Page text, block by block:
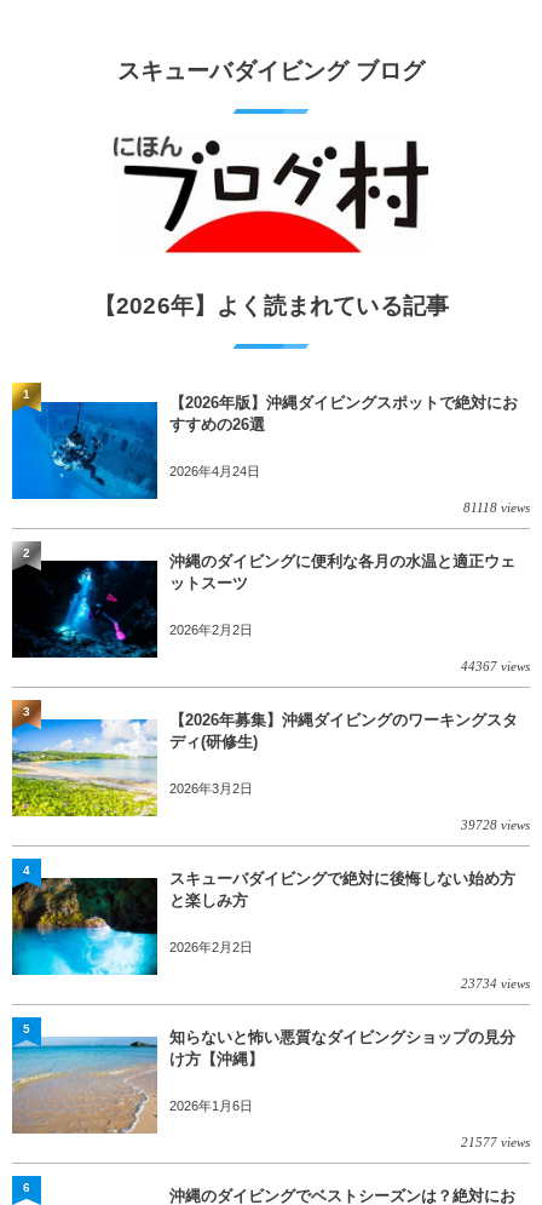
スキューバダイビング ブログ
【2026年】よく読まれている記事
【2026年版】沖縄ダイビングスポットで絶対にお
すすめの26選
2026年4月24日
81118 views
1
沖縄のダイビングに便利な各月の水温と適正ウェ
ットスーツ
2026年2月2日
44367 views
2
【2026年募集】沖縄ダイビングのワーキングスタ
ディ(研修生)
2026年3月2日
39728 views
3
スキューバダイビングで絶対に後悔しない始め方
と楽しみ方
2026年2月2日
23734 views
4
知らないと怖い悪質なダイビングショップの見分
け方【沖縄】
2026年1月6日
21577 views
5
沖縄のダイビングでベストシーズンは？絶対にお
6